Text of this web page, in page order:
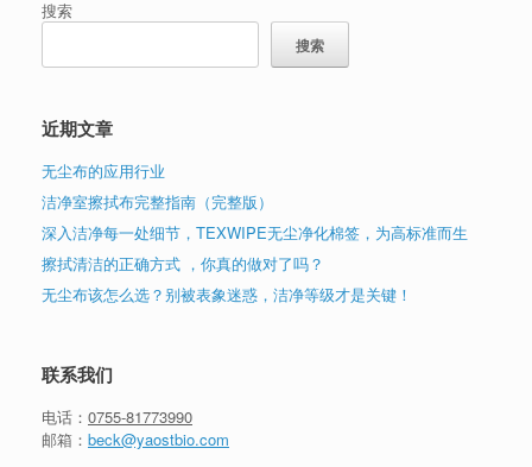
搜索
搜索
近期文章
无尘布的应用行业
洁净室擦拭布完整指南（完整版）
深入洁净每一处细节，TEXWIPE无尘净化棉签，为高标准而生
擦拭清洁的正确方式 ，你真的做对了吗？
无尘布该怎么选？别被表象迷惑，洁净等级才是关键！
联系我们
电话： 0755-81773990
邮箱： beck@yaostbio.com